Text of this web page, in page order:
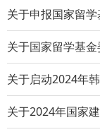
关于启动2024年